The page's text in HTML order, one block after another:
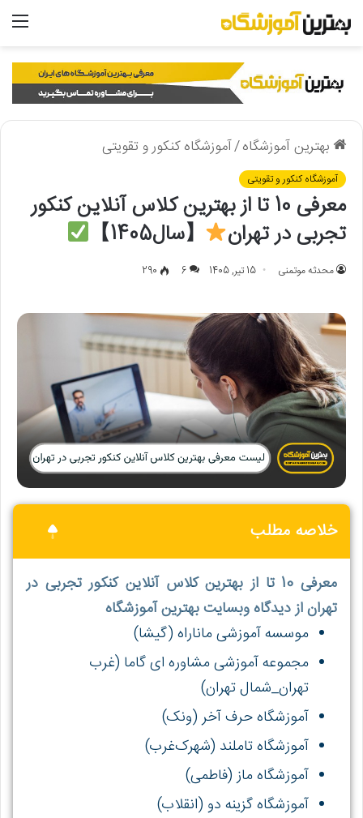
بهترین آموزشگاه/آموزشگاه کنکور و تقویتی
آموزشگاه کنکور و تقویتی
معرفی 10 تا از بهترین کلاس آنلاین کنکور
تجربی در تهران
【سال1405】
محدثه موتمنی 15 تیر, 1405 6
290
خلاصه مطلب
معرفی 10 تا از بهترین کلاس آنلاین کنکور تجربی در
تهران از دیدگاه وبسایت بهترین آموزشگاه
موسسه آموزشی ماناراه (گیشا)
مجموعه آموزشی مشاوره ای گاما (غرب
تهران_شمال تهران)
آموزشگاه حرف آخر (ونک)
آموزشگاه تاملند (شهرک‌غرب)
آموزشگاه ماز (فاطمی)
آموزشگاه گزینه دو (انقلاب)